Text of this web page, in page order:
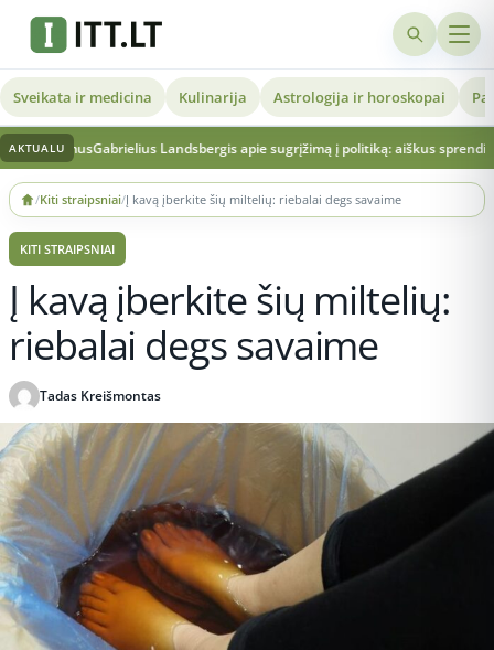
Sveikata ir medicina Kulinarija Astrologija ir horoskopai
AKTUALU
Gabrielius Landsbergis apie sugrįžimą į politiką: aiškus sprendimas ir
Skip
to
content
/Kiti straipsniai/Į kavą įberkite šių miltelių: riebalai degs savaime
KITI STRAIPSNIAI
Į kavą įberkite šių miltelių:
riebalai degs savaime
Tadas Kreišmontas